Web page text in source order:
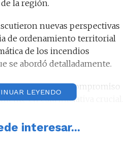
la región.
nuevas perspectivas
de ordenamiento territorial
de los incendios
se abordó detalladamente.
expresaron su compromiso
en esta iniciativa crucial.
destacó su compromiso
con la Sociedad Rural y otros
LEYENDO
interesar...